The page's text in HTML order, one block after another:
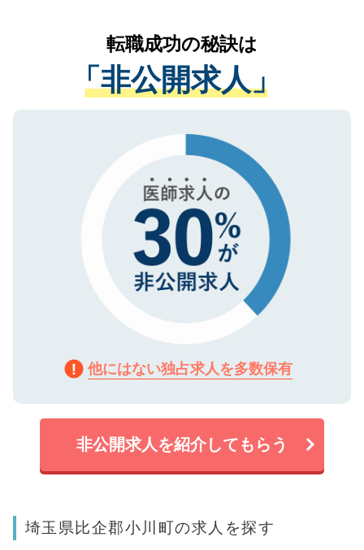
は、個人情報の取り扱いについての厳密な
管理基準を満たした事業者のみに付与され
る、プライバシーマークを取得済みです。
ご登録いただいた個人情報は、SSL（デー
で、機密保持に関してもご安心ください。
かがいして、現在の医療機関の状況や紹介
経験をまじえながら、適切なアドバイスを
させていただきます。すぐにご転職をされ
ない方には、長期的なサポートが可能です
ので、まずはご登録ください。
転職成功の秘訣は
「非公開求人」
他にはない独占求人を多数保有
非公開求人を紹介してもらう
埼玉県比企郡小川町の求人を探す